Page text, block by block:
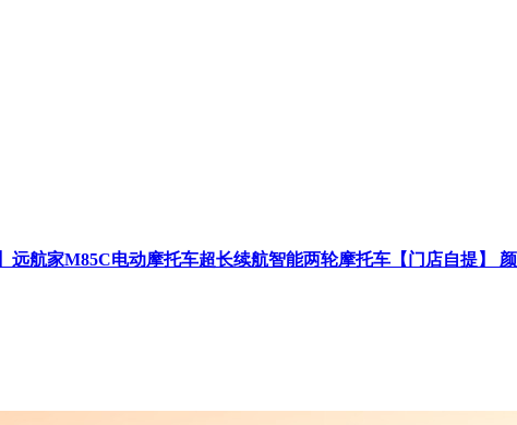
远航家M85C电动摩托车超长续航智能两轮摩托车【门店自提】